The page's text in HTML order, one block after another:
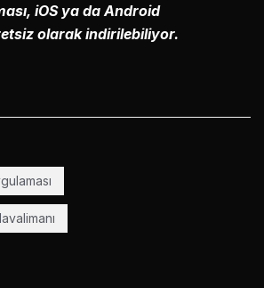
iOS ya da Android
olarak indirilebiliyor.